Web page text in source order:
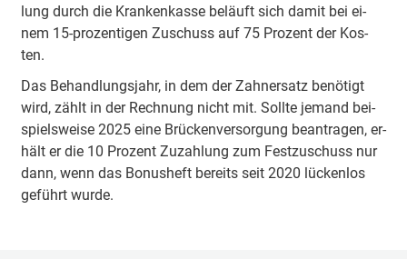
lung durch die Krank­en­kasse be­läuft sich da­mit bei ei­
nem 15-pro­zen­ti­gen Zu­schuss auf 75 Pro­zent der Kos­
ten.
Das Be­hand­lungs­jahr, in dem der Zahn­ersatz be­nö­tigt
wird, zählt in der Rech­nung nicht mit. Soll­te je­mand bei­
spiels­wei­se 2025 ei­ne Brück­en­ver­sor­gung be­an­tra­gen, er­
hält er die 10 Pro­zent Zu­zah­lung zum Fest­zu­schuss nur
dann, wenn das Bon­us­heft be­reits seit 2020 lü­cken­los
ge­führt wur­de.